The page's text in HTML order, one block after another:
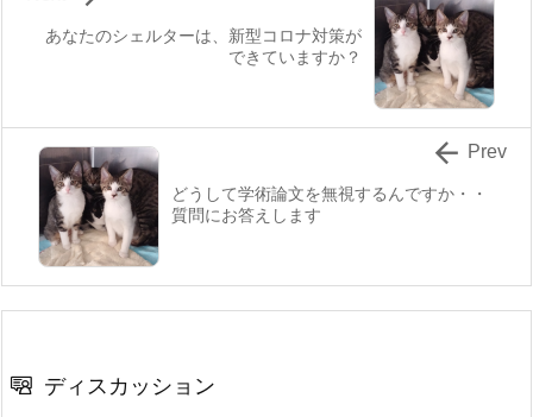
あなたのシェルターは、新型コロナ対策が
できていますか？
どうして学術論文を無視するんですか・・
質問にお答えします
 Prev
ディスカッション